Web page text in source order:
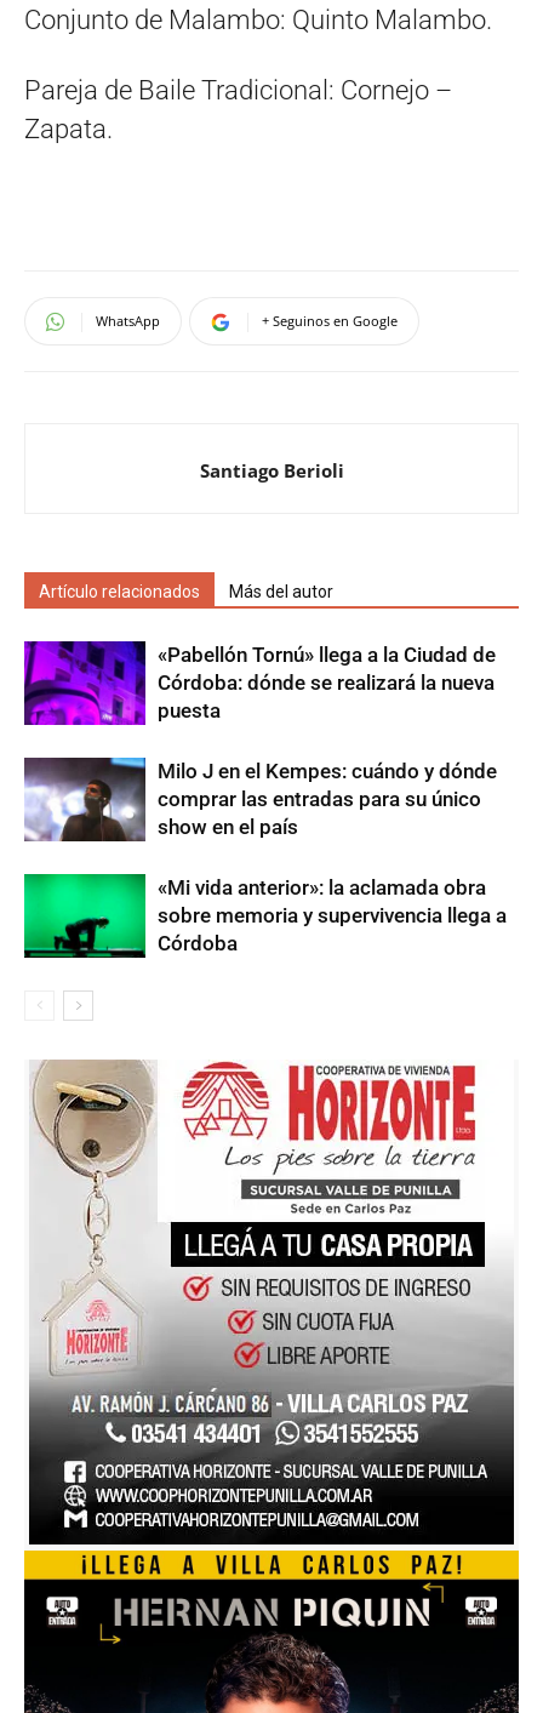
Conjunto de Malambo: Quinto Malambo.
Pareja de Baile Tradicional: Cornejo –
Zapata.
WhatsApp + Seguinos en Google
Santiago Berioli
Artículo relacionados Más del autor
«Pabellón Tornú» llega a la Ciudad de
Córdoba: dónde se realizará la nueva
puesta
Milo J en el Kempes: cuándo y dónde
comprar las entradas para su único
show en el país
«Mi vida anterior»: la aclamada obra
sobre memoria y supervivencia llega a
Córdoba